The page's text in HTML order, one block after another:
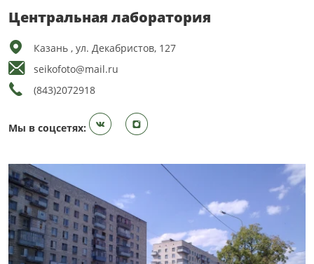
Центральная лаборатория
Казань , ул. Декабристов, 127
seikofoto@mail.ru
(843)2072918
Мы в соцсетях: